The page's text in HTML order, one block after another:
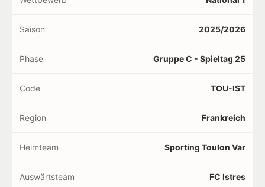
Saison 2025/2026
Phase Gruppe C - Spieltag 25
Code TOU-IST
Region Frankreich
Heimteam Sporting Toulon Var
Auswärtsteam FC Istres